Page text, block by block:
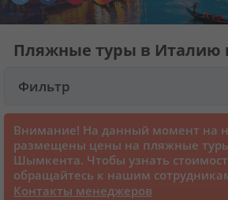
Туры
Круизы
Статьи
Пляжные туры в
Фильтр
Внимание! На данный момент на
размещены цены на пляжные
Шымкента. Чтобы узнать
обращайтесь к нашим
Контакты менеджеров